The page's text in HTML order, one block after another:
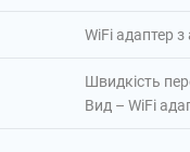
Швидкість